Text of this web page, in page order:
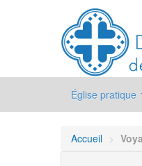
Église pratique
Accueil >